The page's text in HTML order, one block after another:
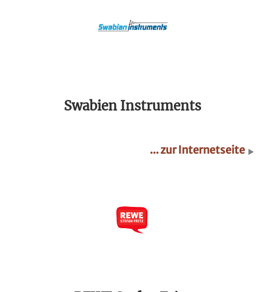
Swabien Instruments
... zur Internetseite